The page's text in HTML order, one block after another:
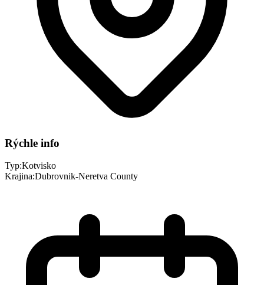
Rýchle info
Typ:Kotvisko
Krajina:Dubrovnik-Neretva County